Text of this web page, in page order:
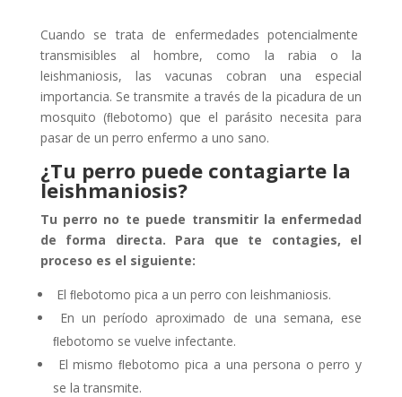
Cuando se trata de enfermedades potencialmente
transmisibles al hombre, como la rabia o la
leishmaniosis, las vacunas cobran una especial
importancia. Se transmite a través de la picadura de un
mosquito (ﬂebotomo) que el parásito necesita para
pasar de un perro enfermo a uno sano.
¿Tu perro puede contagiarte la
leishmaniosis?
Tu perro no te puede transmitir la enfermedad
de forma directa. Para que te contagies, el
proceso es el siguiente:
El ﬂebotomo pica a un perro con leishmaniosis.
En un período aproximado de una semana, ese
ﬂebotomo se vuelve infectante.
El mismo ﬂebotomo pica a una persona o perro y
se la transmite.